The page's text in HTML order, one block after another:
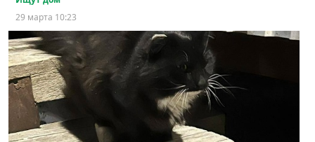
29 марта 10:23